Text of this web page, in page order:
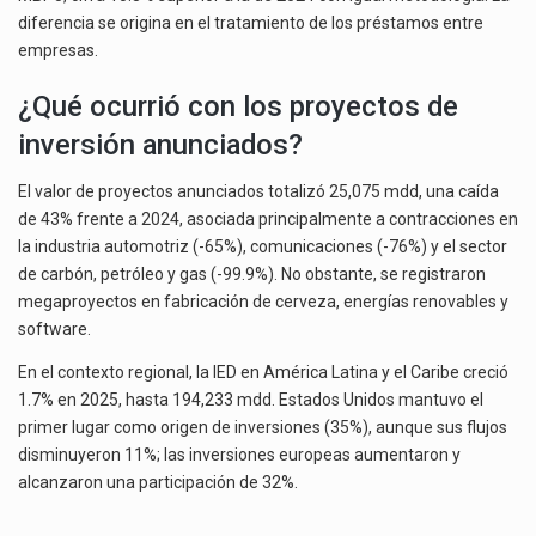
diferencia se origina en el tratamiento de los préstamos entre
empresas.
¿Qué ocurrió con los proyectos de
inversión anunciados?
El valor de proyectos anunciados totalizó 25,075 mdd, una caída
de 43% frente a 2024, asociada principalmente a contracciones en
la industria automotriz (-65%), comunicaciones (-76%) y el sector
de carbón, petróleo y gas (-99.9%). No obstante, se registraron
megaproyectos en fabricación de cerveza, energías renovables y
software.
En el contexto regional, la IED en América Latina y el Caribe creció
1.7% en 2025, hasta 194,233 mdd. Estados Unidos mantuvo el
primer lugar como origen de inversiones (35%), aunque sus flujos
disminuyeron 11%; las inversiones europeas aumentaron y
alcanzaron una participación de 32%.